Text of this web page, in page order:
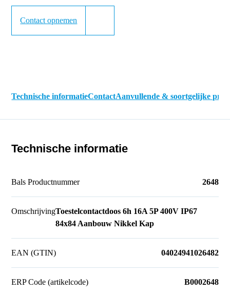
Contact opnemen
Technische informatieContactAanvullende & soortgelijke
Technische informatie
Bals Productnummer 2648
OmschrijvingToestelcontactdoos 6h 16A 5P 400V IP67
84x84 Aanbouw Nikkel Kap
EAN (GTIN) 04024941026482
ERP Code (artikelcode) B0002648